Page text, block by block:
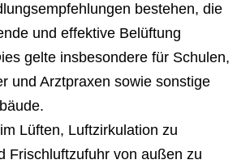
bestehen, die
und effektive Belüftung
gelte insbesondere für Schulen,
und Arztpraxen sowie sonstige
Lüften, Luftzirkulation zu
Frischluftzufuhr von außen zu